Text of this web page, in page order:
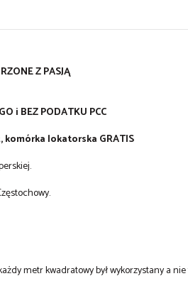
Z PASJĄ
i BEZ PODATKU PCC
komórka lokatorska GRATIS
metr kwadratowy był wykorzystany a